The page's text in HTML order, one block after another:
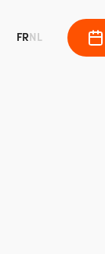
FR NL